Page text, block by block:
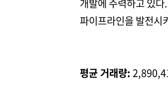
개발에 주력하고 있
파이프라인을 발전시
평균 거래량: